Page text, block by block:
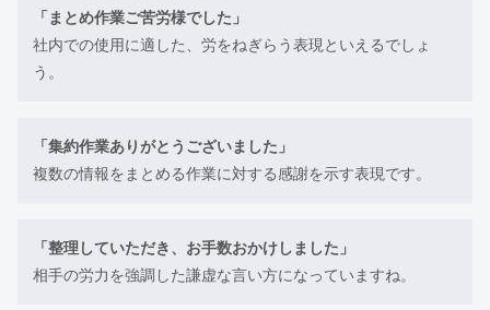
「まとめ作業ご苦労様でした」
社内での使用に適した、労をねぎらう表現といえるでしょ
う。
「集約作業ありがとうございました」
複数の情報をまとめる作業に対する感謝を示す表現です。
「整理していただき、お手数おかけしました」
相手の労力を強調した謙虚な言い方になっていますね。